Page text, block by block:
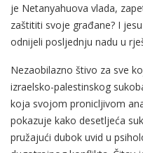
je Netanyahuova vlada,
zaštititi svoje građane? I
odnijeli posljednju nadu u
Nezaobilazno štivo za sve
izraelsko-palestinskog
koja svojom pronicljivom
pokazuje kako desetljeća
pružajući dubok uvid u